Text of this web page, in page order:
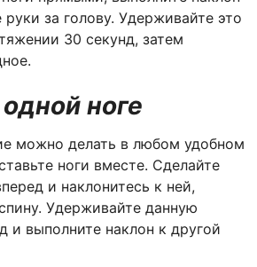
руки за голову. Удерживайте это
30 секунд, затем
ноге
можно делать в любом удобном
ноги вместе. Сделайте
и наклонитесь к ней,
Удерживайте данную
и выполните наклон к другой